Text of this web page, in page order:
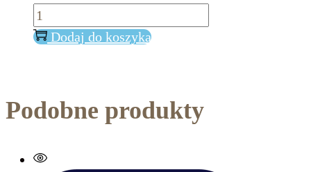
ilość
GridDodaj do koszyka
Podobne produkty